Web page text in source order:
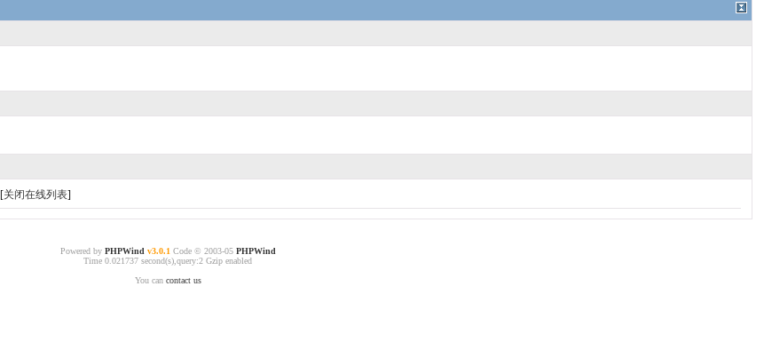
[关闭在线列表]
Powered by PHPWind v3.0.1 Code © 2003-05 PHPWind
Time 0.021737 second(s),query:2 Gzip enabled
You can contact us